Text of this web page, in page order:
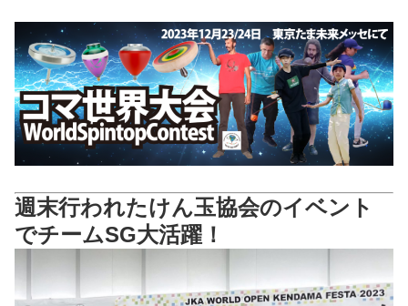
週末行われたけん玉協会のイベント
でチームSG大活躍！